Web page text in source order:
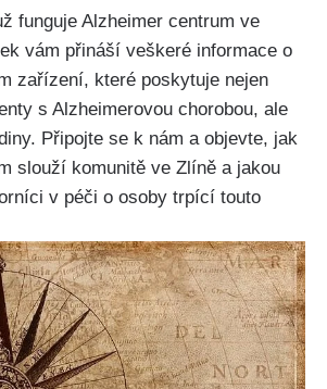
funguje Alzheimer centrum ve
vám přináší veškeré informace o
zařízení, které poskytuje nejen
s Alzheimerovou chorobou, ale
Připojte se k nám a objevte, jak
slouží komunitě ve Zlíně a jakou
v péči o osoby trpící touto